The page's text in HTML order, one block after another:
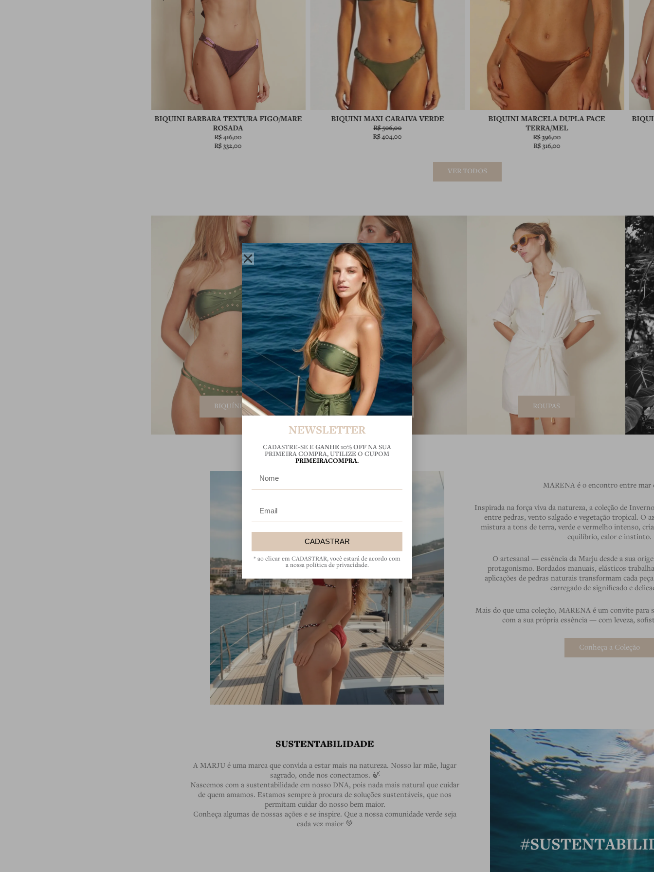
BIQUINI BARBARA TEXTURA FIGO/MARE
ROSADA
R$416,00
R$332,00
BIQUINI MAXI CARAIVA VERDE
R$506,00
R$404,00
BIQUINI MARCELA DUPLA FACE
TERRA/MEL
R$396,00
R$316,00
VER TODOS
BIQUÍNIS MAIÔS ROUPAS
MARENA é o encontro entre mar
Inspirada na força viva da natureza, a coleção de
entre pedras, vento salgado e vegetação tropical. O
mistura a tons de terra, verde e vermelho intenso,
equilíbrio, calor e instinto.
O artesanal — essência da Marju desde a sua
protagonismo. Bordados manuais, elásticos
aplicações de pedras naturais transformam cada
carregado de significado e
Mais do que uma coleção, MARENA é um convite para
com a sua própria essência — com leveza,
Conheça a Coleção
SUSTENTABILIDADE
A MARJU é uma marca que convida a estar mais na natureza. Nosso lar mãe, lugar
sagrado, onde nos conectamos. 🍃
Nascemos com a sustentabilidade em nosso DNA, pois nada mais natural que cuidar
de quem amamos. Estamos sempre à procura de soluções sustentáveis, que nos
permitam cuidar do nosso bem maior.
Conheça algumas de nossas ações e se inspire. Que a nossa comunidade verde seja
cada vez maior 💚
NEWSLETTER
CADASTRE-SE E GANHE 10% OFF NA SUA
PRIMEIRA COMPRA, UTILIZE O CUPOM
PRIMEIRACOMPRA.
CADASTRAR
* ao clicar em CADASTRAR, você estará de acordo com
a nossa política de privacidade.